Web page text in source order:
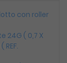
con roller
24G ( 0,7 X
REF.